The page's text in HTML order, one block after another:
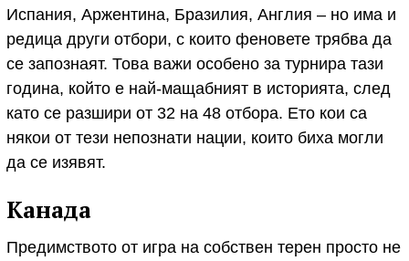
Испания, Аржентина, Бразилия, Англия – но има и
редица други отбори, с които феновете трябва да
се запознаят. Това важи особено за турнира тази
година, който е най-мащабният в историята, след
като се разшири от 32 на 48 отбора. Ето кои са
някои от тези непознати нации, които биха могли
да се изявят.
Канада
Предимството от игра на собствен терен просто не